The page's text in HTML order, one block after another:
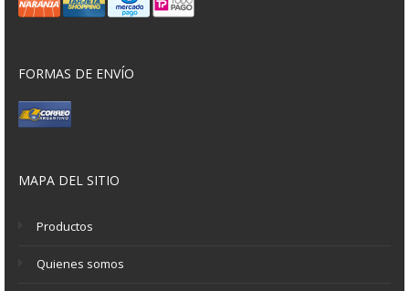
FORMAS DE ENVÍO
MAPA DEL SITIO
Productos
Quienes somos